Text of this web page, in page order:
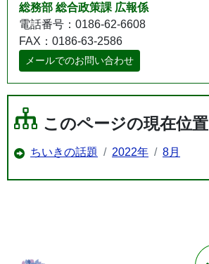
総務部 総合政策課 広報係
電話番号：0186-62-6608
FAX：0186-63-2586
メールでのお問い合わせ
このページの現在位置
ちいきの話題 2022年 8月